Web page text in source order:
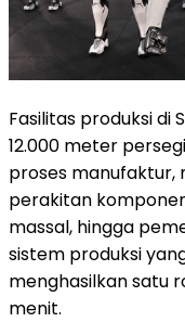
Fasilitas produksi di
12.000 meter
proses manufaktur,
perakitan
massal, hingga
sistem produksi
menghasilkan satu
menit.